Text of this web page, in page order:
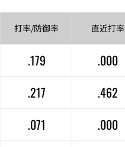
打率/防御率 直近打率
.179 .000
.217 .462
.071 .000